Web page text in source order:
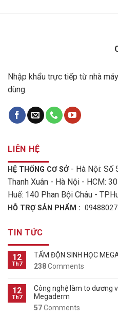
Nhập khẩu trực tiếp từ nhà
dùng.
LIÊN HỆ
HỆ THỐNG CƠ SỞ - Hà Nội: Số
Thanh Xuân - Hà Nội - HCM:
Huế: 140 Phan Bội Châu -
HỖ TRỢ SẢN PHẨM :
TIN TỨC
12
Th7
TẤM ĐỘN SINH HỌC
238Comments
12
Th7
Công nghệ làm to dương
Megaderm
57Comments